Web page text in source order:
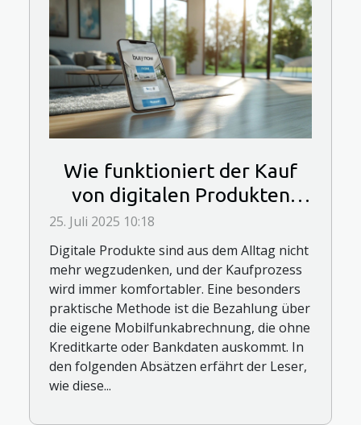
Wie funktioniert der Kauf
von digitalen Produkten
über Mobilfunkabrechnung?
25. Juli 2025 10:18
Digitale Produkte sind aus dem Alltag nicht
mehr wegzudenken, und der Kaufprozess
wird immer komfortabler. Eine besonders
praktische Methode ist die Bezahlung über
die eigene Mobilfunkabrechnung, die ohne
Kreditkarte oder Bankdaten auskommt. In
den folgenden Absätzen erfährt der Leser,
wie diese...